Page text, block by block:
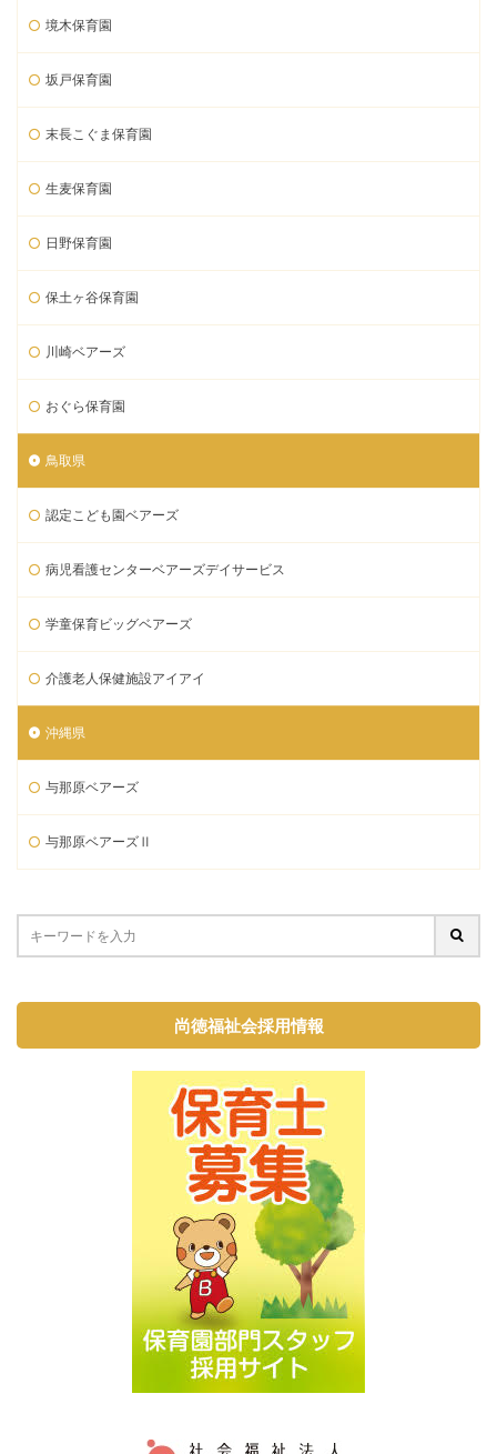
境木保育園
坂戸保育園
末長こぐま保育園
生麦保育園
日野保育園
保土ヶ谷保育園
川崎ベアーズ
おぐら保育園
鳥取県
認定こども園ベアーズ
病児看護センターベアーズデイサービス
学童保育ビッグベアーズ
介護老人保健施設アイアイ
沖縄県
与那原ベアーズ
与那原ベアーズⅡ
尚徳福祉会採用情報